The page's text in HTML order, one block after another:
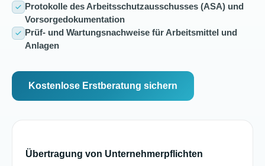
Protokolle des Arbeitsschutzausschusses (ASA) und
Vorsorgedokumentation
Prüf- und Wartungsnachweise für Arbeitsmittel und
Anlagen
Kostenlose Erstberatung sichern
Übertragung von Unternehmerpflichten